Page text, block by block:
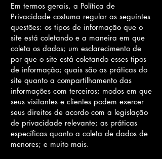
Em termos gerais, a Política de
Privacidade costuma regular as seguintes
questões: os tipos de informação que o
site está coletando e a maneira em que
coleta os dados; um esclarecimento de
por que o site está coletando esses tipos
de informação; quais são as práticas do
site quanto a compartilhamento das
informações com terceiros; modos em que
seus visitantes e clientes podem exercer
seus direitos de acordo com a legislação
de privacidade relevante; as práticas
específicas quanto a coleta de dados de
menores; e muito mais.